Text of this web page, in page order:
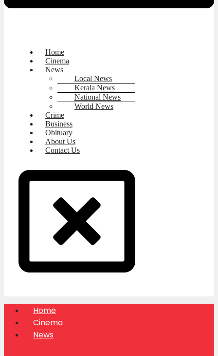
Home
Cinema
News
Local News
Kerala News
National News
World News
Crime
Business
Obituary
About Us
Contact Us
Home
Cinema
News